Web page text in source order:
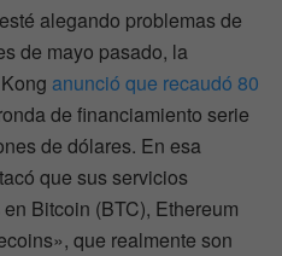
alegando problemas de
de mayo pasado, la
anunció que recaudó 80
de financiamiento serie
de dólares. En esa
que sus servicios
Bitcoin (BTC), Ethereum
que realmente son